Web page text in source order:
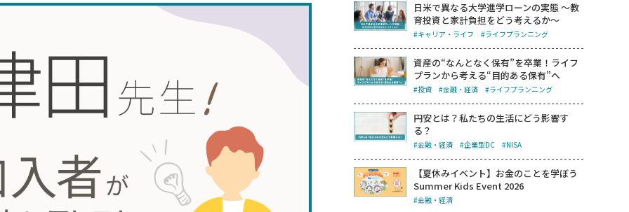
日米で異なる大学進学ローンの実態 ～教
育投資と家計負担をどう考えるか～
#キャリア・ライフ #ライフプランニング
資産の“なんとなく保有”を卒業！ライフ
プランから考える“目的ある保有”へ
#投資 #金融・経済 #ライフプランニング
円安とは？私たちの生活にどう影響す
る？
#金融・経済 #企業型DC #NISA
【夏休みイベント】お金のことを学ぼう
Summer Kids Event 2026
#金融・経済